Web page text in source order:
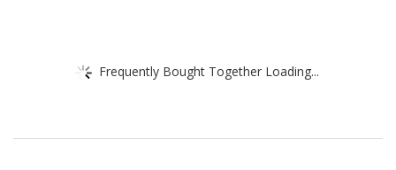
Frequently Bought Together Loading...